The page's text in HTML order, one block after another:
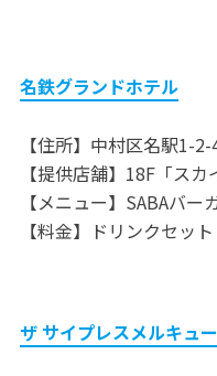
名鉄グランドホテル
【住所】中村区名駅1-2-
【提供店舗】18F「スカ
【メニュー】SABAバ
【料金】ドリンクセッ
ザ サイプレスメルキュ